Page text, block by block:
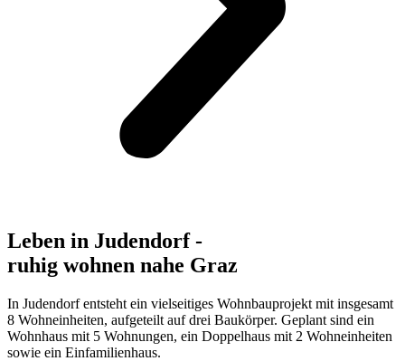
Leben in Judendorf -
ruhig wohnen nahe Graz
In Judendorf entsteht ein vielseitiges Wohnbauprojekt mit insgesamt
8 Wohneinheiten, aufgeteilt auf drei Baukörper. Geplant sind ein
Wohnhaus mit 5 Wohnungen, ein Doppelhaus mit 2 Wohneinheiten
sowie ein Einfamilienhaus.